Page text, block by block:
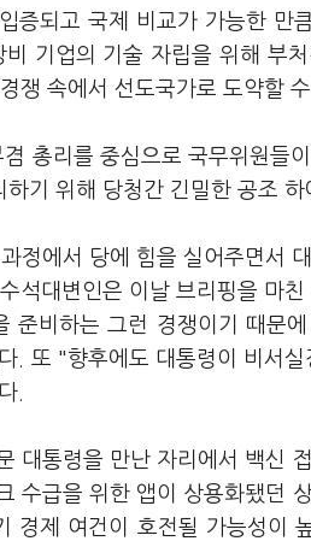
증되고 국제 비교가 가능한
비 기업의 기술 자립을 위해 부
쟁 속에서 선도국가로 도약할
총리를 중심으로 국무위원들
하기 위해 당청간 긴밀한 공조
정에서 당에 힘을 실어주면서
석대변인은 이날 브리핑을 마
준비하는 그런 경쟁이기 때문
. 또 "향후에도 대통령이 비서
.
대통령을 만난 자리에서 백신
수급을 위한 앱이 상용화됐던
경제 여건이 호전될 가능성이